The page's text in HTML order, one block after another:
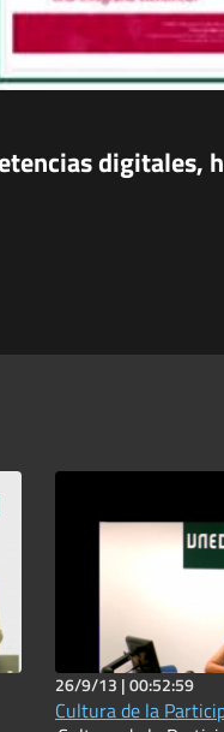
digitales,
26/9/13 |00:52:59
Cultura de la